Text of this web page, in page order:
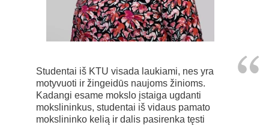
Studentai iš KTU visada laukiami, nes yra
motyvuoti ir žingeidūs naujoms žinioms.
Kadangi esame mokslo įstaiga ugdanti
mokslininkus, studentai iš vidaus pamato
mokslininko kelią ir dalis pasirenka tęsti